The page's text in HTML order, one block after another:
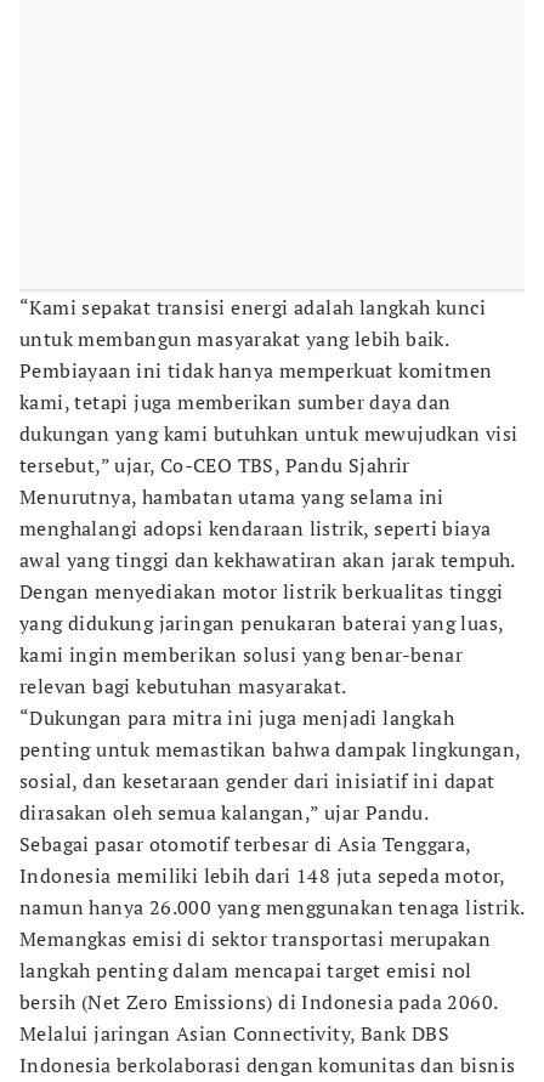
“Kami sepakat transisi energi adalah langkah kunci
untuk membangun masyarakat yang lebih baik.
Pembiayaan ini tidak hanya memperkuat komitmen
kami, tetapi juga memberikan sumber daya dan
dukungan yang kami butuhkan untuk mewujudkan visi
tersebut,” ujar, Co-CEO TBS, Pandu Sjahrir
Menurutnya, hambatan utama yang selama ini
menghalangi adopsi kendaraan listrik, seperti biaya
awal yang tinggi dan kekhawatiran akan jarak tempuh.
Dengan menyediakan motor listrik berkualitas tinggi
yang didukung jaringan penukaran baterai yang luas,
kami ingin memberikan solusi yang benar-benar
relevan bagi kebutuhan masyarakat.
“Dukungan para mitra ini juga menjadi langkah
penting untuk memastikan bahwa dampak lingkungan,
sosial, dan kesetaraan gender dari inisiatif ini dapat
dirasakan oleh semua kalangan,” ujar Pandu.
Sebagai pasar otomotif terbesar di Asia Tenggara,
Indonesia memiliki lebih dari 148 juta sepeda motor,
namun hanya 26.000 yang menggunakan tenaga listrik.
Memangkas emisi di sektor transportasi merupakan
langkah penting dalam mencapai target emisi nol
bersih (Net Zero Emissions) di Indonesia pada 2060.
Melalui jaringan Asian Connectivity, Bank DBS
Indonesia berkolaborasi dengan komunitas dan bisnis